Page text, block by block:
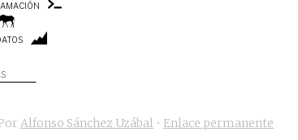
Alfonso Sánchez Uzábal • Enlace permanente